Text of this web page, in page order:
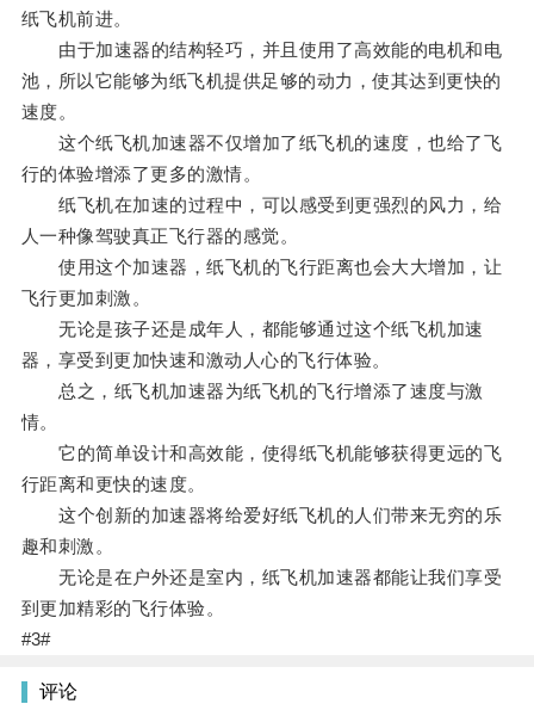
纸飞机前进。
由于加速器的结构轻巧，并且使用了高效能的电机和电
池，所以它能够为纸飞机提供足够的动力，使其达到更快的
速度。
这个纸飞机加速器不仅增加了纸飞机的速度，也给了飞
行的体验增添了更多的激情。
纸飞机在加速的过程中，可以感受到更强烈的风力，给
人一种像驾驶真正飞行器的感觉。
使用这个加速器，纸飞机的飞行距离也会大大增加，让
飞行更加刺激。
无论是孩子还是成年人，都能够通过这个纸飞机加速
器，享受到更加快速和激动人心的飞行体验。
总之，纸飞机加速器为纸飞机的飞行增添了速度与激
情。
它的简单设计和高效能，使得纸飞机能够获得更远的飞
行距离和更快的速度。
这个创新的加速器将给爱好纸飞机的人们带来无穷的乐
趣和刺激。
无论是在户外还是室内，纸飞机加速器都能让我们享受
到更加精彩的飞行体验。
#3#
评论